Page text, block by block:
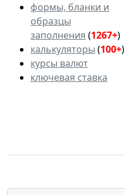
формы, бланки и
образцы
заполнения (1267+)
калькуляторы (100+)
курсы валют
ключевая ставка